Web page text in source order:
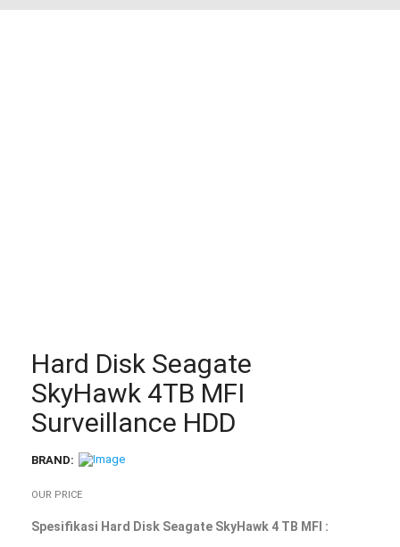
Hard Disk Seagate
SkyHawk 4TB MFI
Surveillance HDD
BRAND:
OUR PRICE
Spesifikasi Hard Disk Seagate SkyHawk 4 TB MFI :